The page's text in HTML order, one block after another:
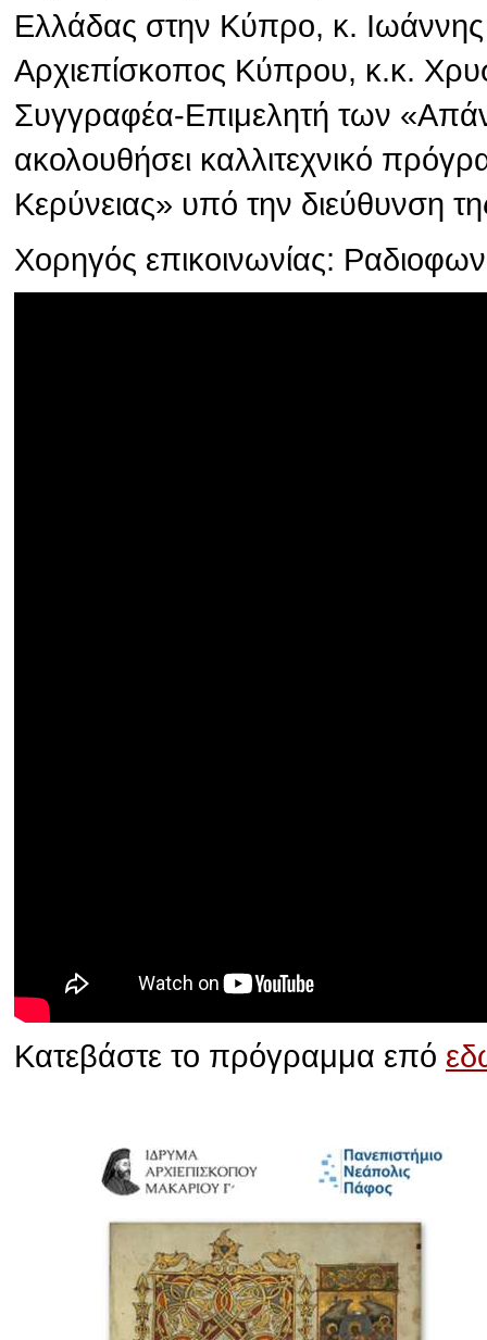
Ελλάδας στην Κύπρο, κ.
Αρχιεπίσκοπος Κύπρου, κ.κ.
Συγγραφέα-Επιμελητή των
ακολουθήσει καλλιτεχνικό
Κερύνειας» υπό την διεύθυνση
Χορηγός επικοινωνίας:
Κατεβάστε το πρόγραμμα επό